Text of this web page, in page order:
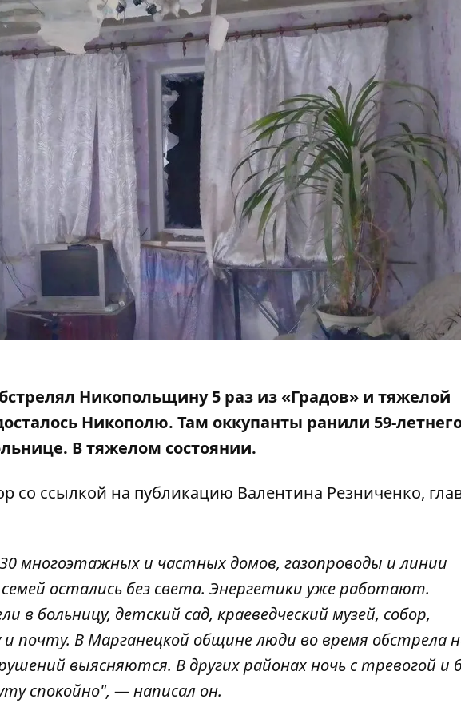
Никопольщину 5 раз из «Градов» и тяжелой
Никополю. Там оккупанты ранили 59-
В тяжелом состоянии.
со ссылкой на публикацию Валентина Резниченко,
30 многоэтажных и частных домов, газопроводы и линии
семей остались без света. Энергетики уже работают.
в больницу, детский сад, краеведческий музей, собор,
почту. В Марганецкой общине люди во время обстрела
выясняются. В других районах ночь с тревогой и
спокойно", — написал он.